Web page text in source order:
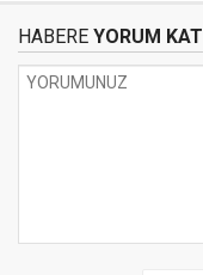
HABERE YORUM KAT